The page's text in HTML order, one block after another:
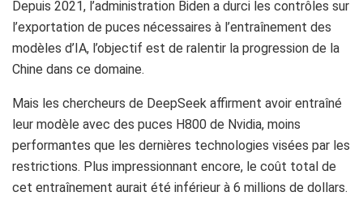
Depuis 2021, l’administration Biden a durci les contrôles sur
l’exportation de puces nécessaires à l’entraînement des
modèles d’IA, l’objectif est de ralentir la progression de la
Chine dans ce domaine.
Mais les chercheurs de DeepSeek affirment avoir entraîné
leur modèle avec des puces H800 de Nvidia, moins
performantes que les dernières technologies visées par les
restrictions. Plus impressionnant encore, le coût total de
cet entraînement aurait été inférieur à 6 millions de dollars.